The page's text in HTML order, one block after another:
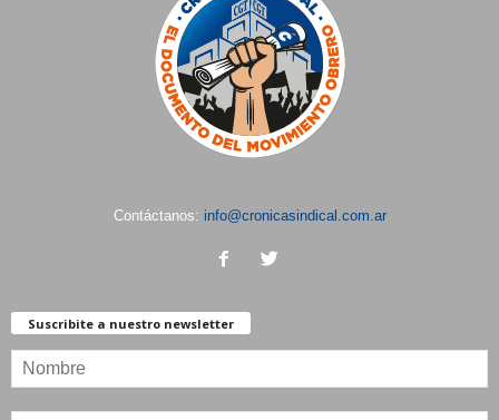
Contáctanos: info@cronicasindical.com.ar
Suscribite a nuestro newsletter